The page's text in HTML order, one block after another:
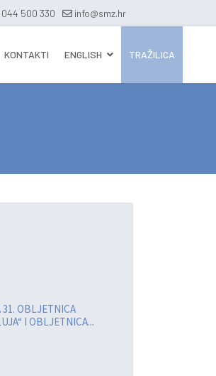
044 500 330 info@smz.hr
KONTAKTI ENGLISH TRAŽILICA
OBLJETNICA
I OBLJETNICA...